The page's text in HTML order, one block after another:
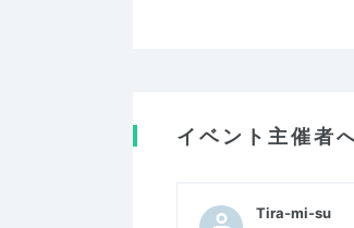
イベント主催者
Tira-mi-su